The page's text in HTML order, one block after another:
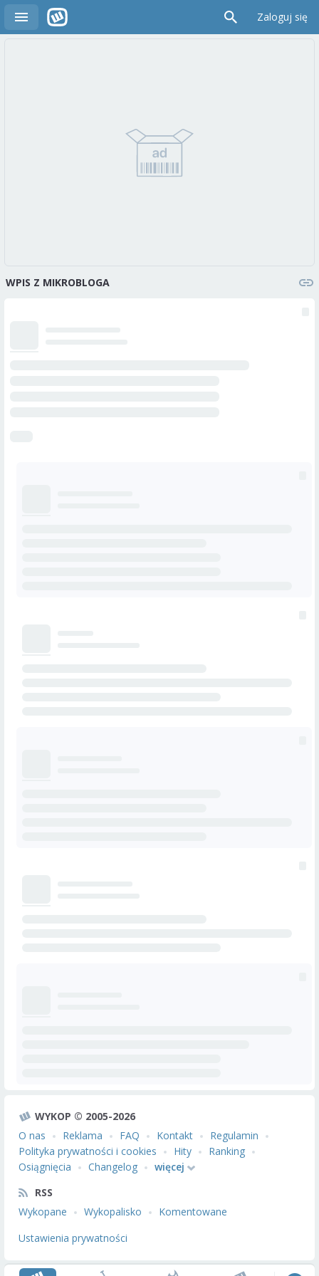
Zaloguj się
WPIS Z MIKROBLOGA
WYKOP © 2005-2026
O nas
Reklama FAQ Kontakt
Regulamin
Polityka prywatności i cookies
Hity
Ranking
Osiągnięcia
Changelog
więcej
RSS
Wykopane
Wykopalisko
Komentowane
Ustawienia prywatności